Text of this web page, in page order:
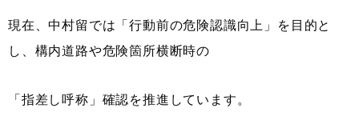
現在、中村留では「行動前の危険認識向上」を目的と
し、構内道路や危険箇所横断時の
「指差し呼称」確認を推進しています。